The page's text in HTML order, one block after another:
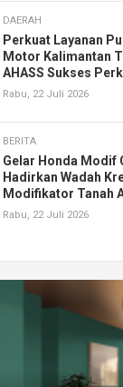
DAERAH
Perkuat Layanan
Motor Kalimantan
AHASS Sukses
Rabu, 22 Juli 2026
BERITA
Gelar Honda Modif
Hadirkan Wadah
Modifikator Tanah
Rabu, 22 Juli 2026